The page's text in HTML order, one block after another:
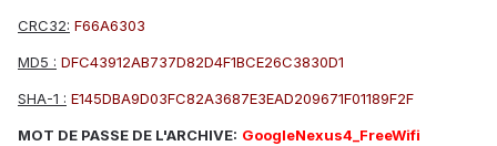
CRC32: F66A6303
MD5 : DFC43912AB737D82D4F1BCE26C3830D1
SHA-1 : E145DBA9D03FC82A3687E3EAD209671F01189F2F
MOT DE PASSE DE L'ARCHIVE: GoogleNexus4_FreeWifi